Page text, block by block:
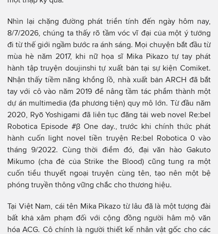
Nhìn lại chặng đường phát triển tính đến ngày hôm nay,
8/7/2026, chúng ta thấy rõ tầm vóc vĩ đại của một ý tưởng
đi từ thế giới ngầm bước ra ánh sáng. Mọi chuyện bắt đầu từ
mùa hè năm 2017, khi nữ họa sĩ Mika Pikazo tự tay phát
hành tập truyện doujinshi tự xuất bản tại sự kiện Comiket.
Nhận thấy tiềm năng khổng lồ, nhà xuất bản ARCH đã bắt
tay với cô vào năm 2019 để nâng tầm tác phẩm thành một
dự án multimedia (đa phương tiện) quy mô lớn. Từ đầu năm
2020, Ryō Yoshigami đã liên tục đăng tải web novel Re:bel
Robotica Episode #β One day., trước khi chính thức phát
hành cuốn light novel tiền truyện Re:bel Robotica 0 vào
tháng 9/2022. Cùng thời điểm đó, đại văn hào Gakuto
Mikumo (cha đẻ của Strike the Blood) cũng tung ra một
cuốn tiểu thuyết ngoại truyện cùng tên, tạo nên một bệ
phóng truyền thông vững chắc cho thương hiệu.
Tại Việt Nam, cái tên Mika Pikazo từ lâu đã là một tượng đài
bất khả xâm phạm đối với cộng đồng người hâm mộ văn
hóa ACG. Cô chính là người thiết kế nhân vật gốc cho các